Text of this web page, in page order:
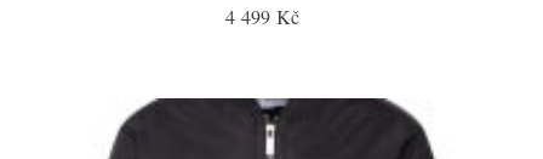
4 499 Kč